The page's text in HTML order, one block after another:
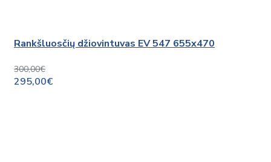
Rankšluosčių džiovintuvas EV 547 655x470
300,00€
295,00€